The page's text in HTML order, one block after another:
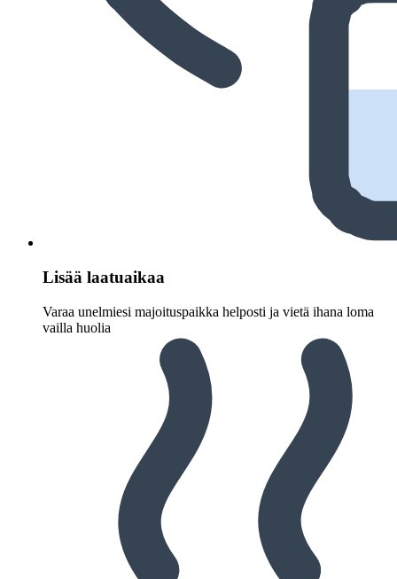
Lisää laatuaikaa
Varaa unelmiesi majoituspaikka helposti ja vietä ihana loma
vailla huolia